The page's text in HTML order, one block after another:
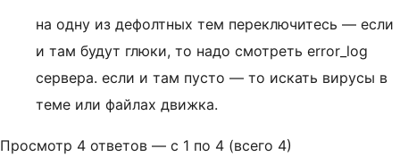
на одну из дефолтных тем переключитесь — если
и там будут глюки, то надо смотреть error_log
сервера. если и там пусто — то искать вирусы в
теме или файлах движка.
Просмотр 4 ответов — с 1 по 4 (всего 4)